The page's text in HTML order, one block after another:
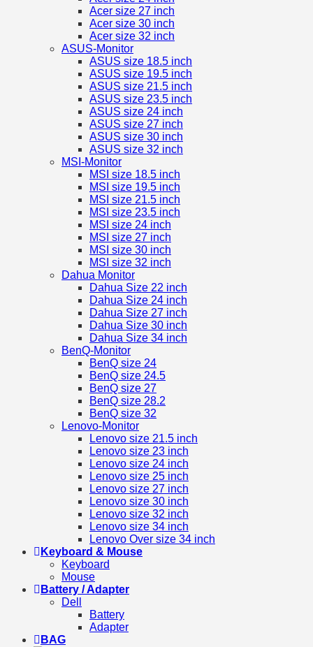
Acer size 27 inch
Acer size 30 inch
Acer size 32 inch
ASUS-Monitor
ASUS size 18.5 inch
ASUS size 19.5 inch
ASUS size 21.5 inch
ASUS size 23.5 inch
ASUS size 24 inch
ASUS size 27 inch
ASUS size 30 inch
ASUS size 32 inch
MSI-Monitor
MSI size 18.5 inch
MSI size 19.5 inch
MSI size 21.5 inch
MSI size 23.5 inch
MSI size 24 inch
MSI size 27 inch
MSI size 30 inch
MSI size 32 inch
Dahua Monitor
Dahua Size 22 inch
Dahua Size 24 inch
Dahua Size 27 inch
Dahua Size 30 inch
Dahua Size 34 inch
BenQ-Monitor
BenQ size 24
BenQ size 24.5
BenQ size 27
BenQ size 28.2
BenQ size 32
Lenovo-Monitor
Lenovo size 21.5 inch
Lenovo size 23 inch
Lenovo size 24 inch
Lenovo size 25 inch
Lenovo size 27 inch
Lenovo size 30 inch
Lenovo size 32 inch
Lenovo size 34 inch
Lenovo Over size 34 inch
Keyboard & Mouse
Keyboard
Mouse
Battery / Adapter
Dell
Battery
Adapter
BAG